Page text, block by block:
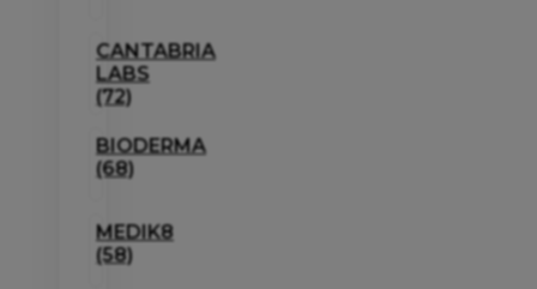
CANTABRIA
LABS
(72)
BIODERMA
(68)
MEDIK8
(58)